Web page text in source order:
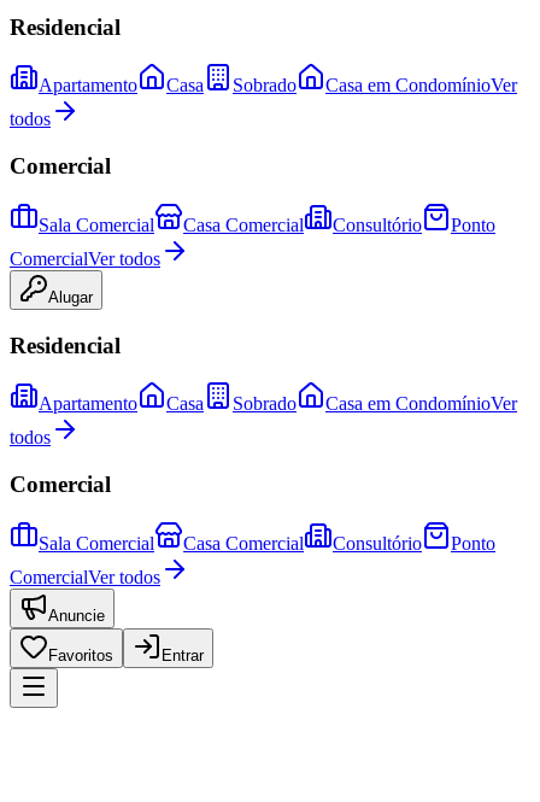
Residencial
Apartamento Casa Sobrado Casa em CondomínioVer
todos
Comercial
Sala Comercial Casa Comercial Consultório
Ponto
ComercialVer todos
Alugar
Residencial
Apartamento Casa Sobrado Casa em CondomínioVer
todos
Comercial
Sala Comercial Casa Comercial Consultório
Ponto
ComercialVer todos
Anuncie
Favoritos Entrar